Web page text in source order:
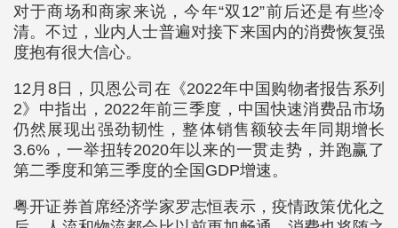
对于商场和商家来说，今年“双12”前后还是有些冷
清。不过，业内人士普遍对接下来国内的消费恢复强
度抱有很大信心。
12月8日，贝恩公司在《2022年中国购物者报告系列
2》中指出，2022年前三季度，中国快速消费品市场
仍然展现出强劲韧性，整体销售额较去年同期增长
3.6%，一举扭转2020年以来的一贯走势，并跑赢了
第二季度和第三季度的全国GDP增速。
粤开证券首席经济学家罗志恒表示，疫情政策优化之